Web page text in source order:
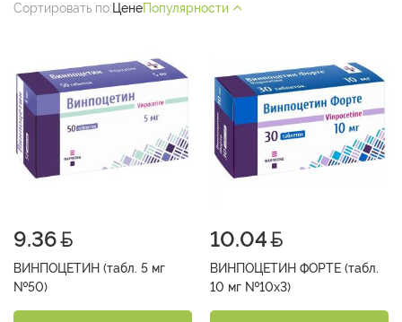
Сортировать по: ЦенеПопулярности
9.36
ВИНПОЦЕТИН (табл. 5 мг
№50)
10.04
ВИНПОЦЕТИН ФОРТЕ (табл.
10 мг №10х3)